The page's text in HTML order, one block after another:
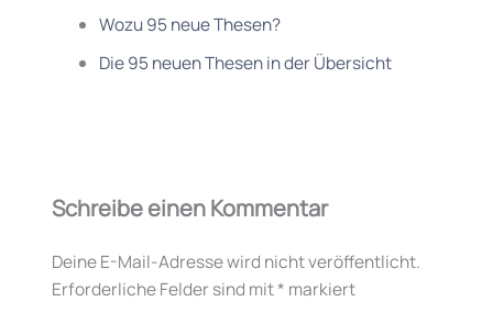
Wozu 95 neue Thesen?
Die 95 neuen Thesen in der Übersicht
Schreibe einen Kommentar
Deine E-Mail-Adresse wird nicht veröffentlicht.
Erforderliche Felder sind mit* markiert